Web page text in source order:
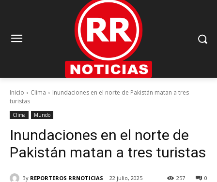
Inicio Clima
Inundaciones en el norte de Pakistán matan a tres
turistas
Clima Mundo
Inundaciones en el norte de
Pakistán matan a tres turistas
By REPORTEROS RRNOTICIAS 22 julio, 2025 0
257